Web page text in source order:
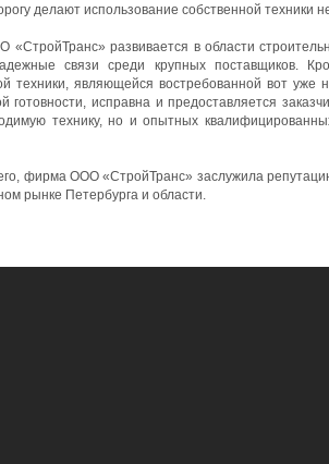
делают использование собственной техники
«СтройТранс» развивается в области
связи среди крупных поставщиков.
техники, являющейся востребованной вот уже
готовности, исправна и предоставляется
технику, но и опытных
фирма ООО «СтройТранс» заслужила
рынке Петербурга и области.